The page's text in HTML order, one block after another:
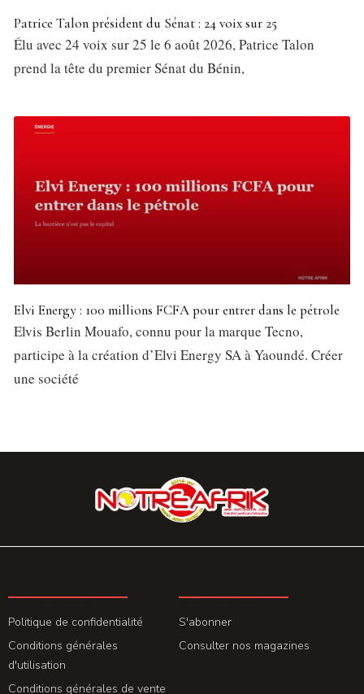
Patrice Talon président du Sénat : 24 voix sur 25
Élu avec 24 voix sur 25 le 6 août 2026, Patrice Talon
prend la tête du premier Sénat du Bénin,
Elvi Energy : 100 millions FCFA pour entrer dans le pétrole
Elvis Berlin Mouafo, connu pour la marque Tecno,
participe à la création d’Elvi Energy SA à Yaoundé. Créer
une société
Politique de confidentialité
Conditions générales
d'utilisation
Conditions générales de vente
S'abonner
Consulter nos magazines